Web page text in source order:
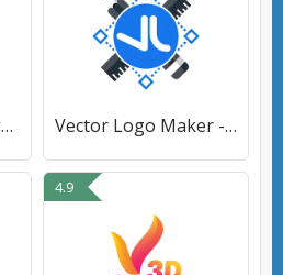
Logo Maker - Design Creator Vector Logo Maker - Logo Creat
4.9